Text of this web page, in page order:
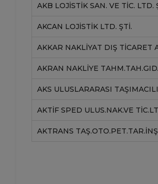
AKB LOJISTIK SAN. VE TIC. LTD.
AKCAN LOJISTIK LTD. ŞTI.
AKKAR NAKLIYAT DIŞ TICARET
AKRAN NAKLİYE
AKS ULUSLARARASI
AKTIF SPED ULUS.NAK.VE
AKTRANS